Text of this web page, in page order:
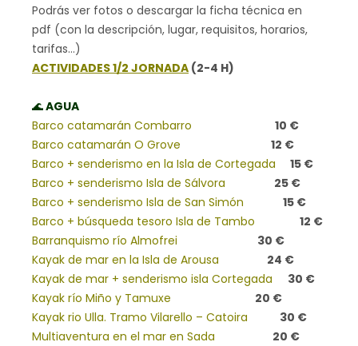
Podrás ver fotos o descargar la ficha técnica en
pdf (con la descripción, lugar, requisitos, horarios,
tarifas…)
ACTIVIDADES 1/2 JORNADA (2-4 H)
🌊AGUA
Barco catamarán Combarro
10 €
Barco catamarán O Grove
12 €
Barco + senderismo en la Isla de Cortegada
15 €
Barco + senderismo Isla de Sálvora
25 €
Barco + senderismo Isla de San Simón
15 €
Barco + búsqueda tesoro Isla de Tambo
12 €
Barranquismo río Almofrei
30 €
Kayak de mar en la Isla de Arousa
24 €
Kayak de mar + senderismo isla Cortegada
30 €
Kayak río Miño y Tamuxe
20 €
Kayak rio Ulla. Tramo Vilarello – Catoira
30 €
Multiaventura en el mar en Sada
20 €